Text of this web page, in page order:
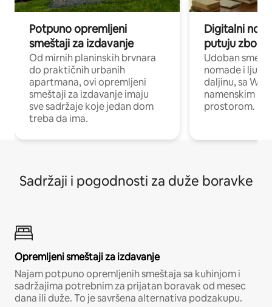
Potpuno opremljeni
smeštaji za izdavanje
Od mirnih planinskih brvnara
do praktičnih urbanih
apartmana, ovi opremljeni
smeštaji za izdavanje imaju
sve sadržaje koje jedan dom
treba da ima.
Digitalni
putuju zbog
Udoban
nomade i ljude
daljinu, sa Wi-
namenskim
prostorom.
Sadržaji i pogodnosti za duže boravke
Opremljeni smeštaji za izdavanje
Najam potpuno opremljenih smeštaja sa kuhinjom i
sadržajima potrebnim za prijatan boravak od mesec
dana ili duže. To je savršena alternativa podzakupu.